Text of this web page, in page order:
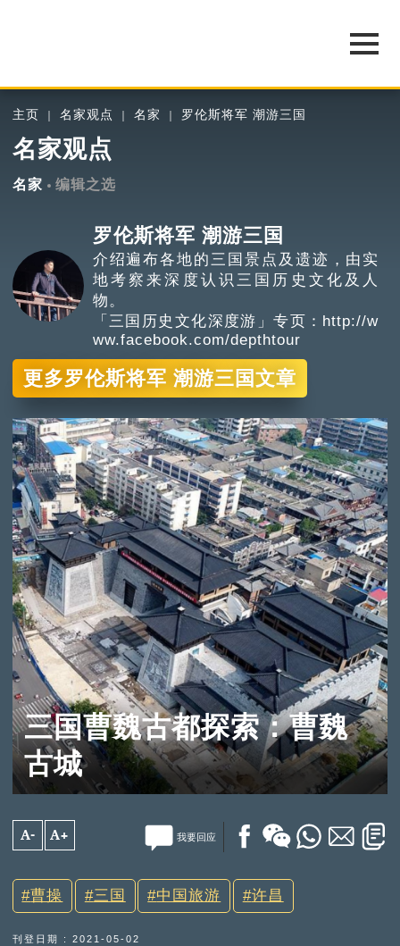
主页 名家观点 名家 罗伦斯将军 潮游三国
名家观点
名家 编辑之选
罗伦斯将军 潮游三国
介绍遍布各地的三国景点及遗迹，由实
地考察来深度认识三国历史文化及人
物。
「三国历史文化深度游」专页：http://w
ww.facebook.com/depthtour
更多罗伦斯将军 潮游三国文章
三国曹魏古都探索：曹魏
古城
A- A+ 我要回应
曹操 三国 中国旅游 许昌
刊登日期 : 2021-05-02